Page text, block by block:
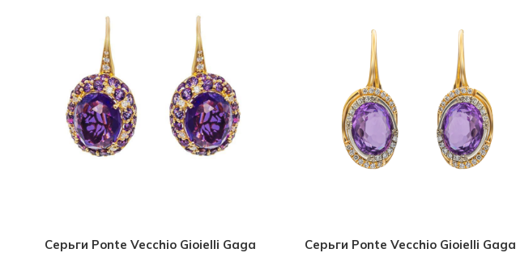
Серьги Ponte Vecchio Gioielli Gaga Серьги Ponte Vecchio Gioielli Gaga